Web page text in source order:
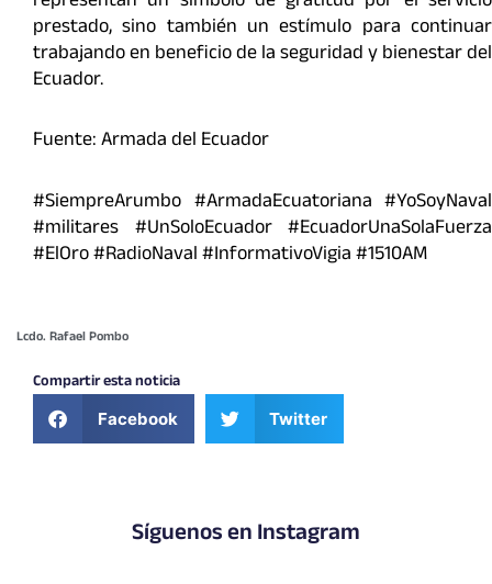
prestado, sino también un estímulo para continuar
trabajando en beneficio de la seguridad y bienestar del
Ecuador.
Fuente: Armada del Ecuador
#SiempreArumbo #ArmadaEcuatoriana #YoSoyNaval
#militares #UnSoloEcuador #EcuadorUnaSolaFuerza
#ElOro #RadioNaval #InformativoVigia #1510AM
Lcdo. Rafael Pombo
Compartir esta noticia
Facebook Twitter
Síguenos en Instagram